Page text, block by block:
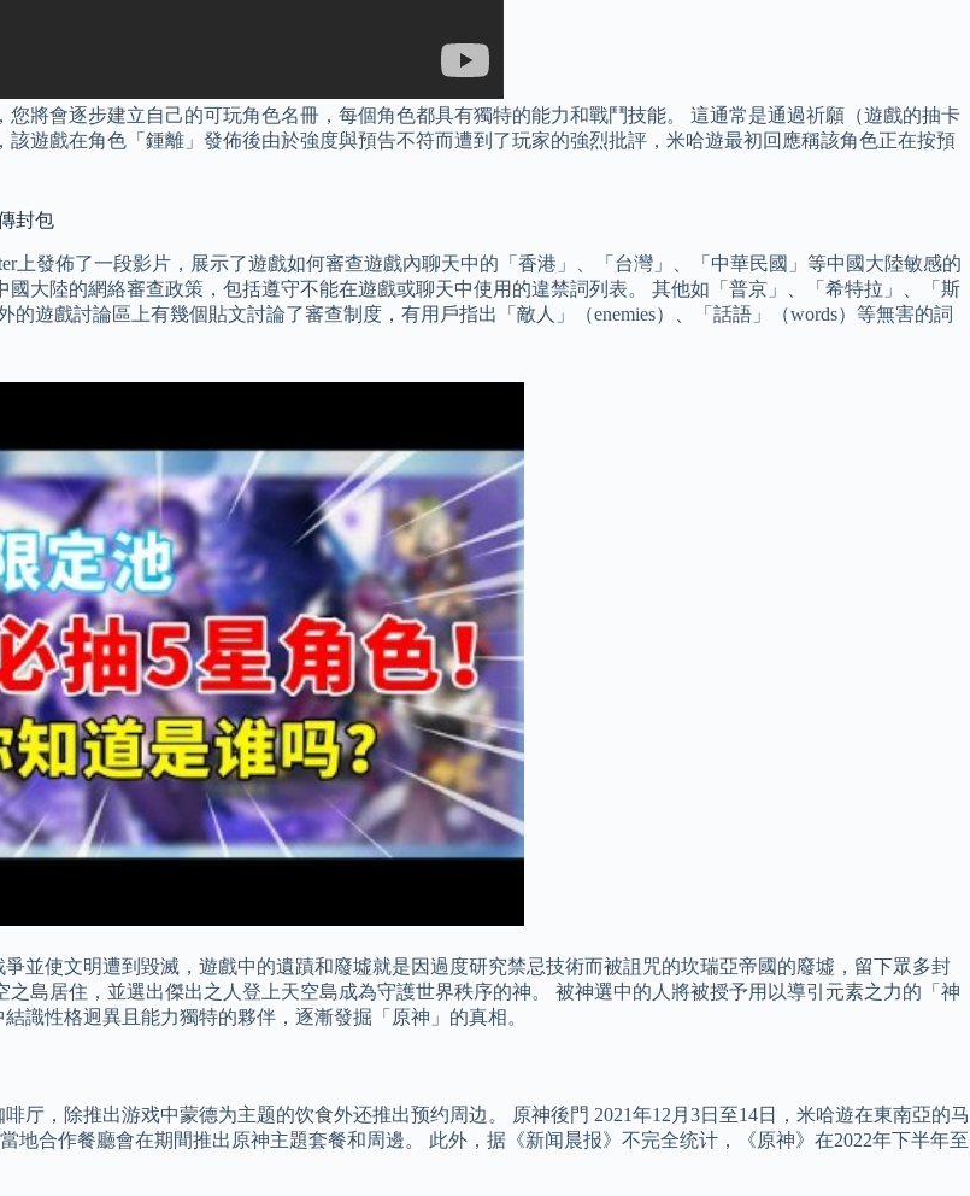
將會逐步建立自己的可玩角色名冊，每個角色都具有獨特的能力和戰鬥技能。 這通常是通過祈願（遊戲的抽卡
遊戲在角色「鍾離」發佈後由於強度與預告不符而遭到了玩家的強烈批評，米哈遊最初回應稱該角色正在按預
封包
上發佈了一段影片，展示了遊戲如何審查遊戲內聊天中的「香港」、「台灣」、「中華民國」等中國大陸敏感的
大陸的網絡審查政策，包括遵守不能在遊戲或聊天中使用的違禁詞列表。 其他如「普京」、「希特拉」、「斯
遊戲討論區上有幾個貼文討論了審查制度，有用戶指出「敵人」（enemies）、「話語」（words）等無害的詞
並使文明遭到毀滅，遊戲中的遺蹟和廢墟就是因過度研究禁忌技術而被詛咒的坎瑞亞帝國的廢墟，留下眾多封
島居住，並選出傑出之人登上天空島成為守護世界秩序的神。 被神選中的人將被授予用以導引元素之力的「神
識性格迥異且能力獨特的夥伴，逐漸發掘「原神」的真相。
厅，除推出游戏中蒙德为主题的饮食外还推出预约周边。 原神後門 2021年12月3日至14日，米哈遊在東南亞的马
合作餐廳會在期間推出原神主題套餐和周邊。 此外，据《新闻晨报》不完全统计，《原神》在2022年下半年至